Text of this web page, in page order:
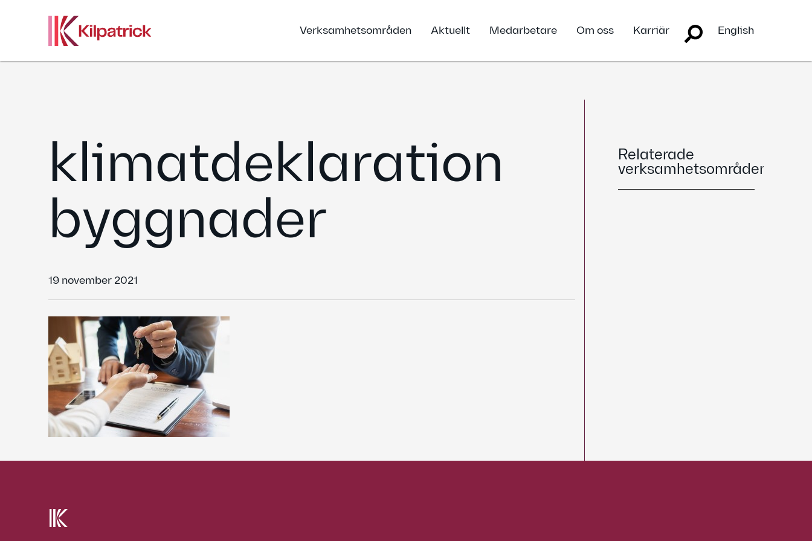
Verksamhetsområden Aktuellt Medarbetare Om oss Karriär English
klimatdeklaration
byggnader
19 november 2021
Relaterade
verksamhetsområden